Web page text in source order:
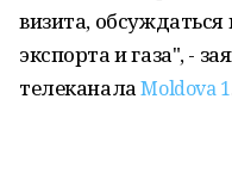
визита,
экспорта и газа", -
телеканалаMoldova 1